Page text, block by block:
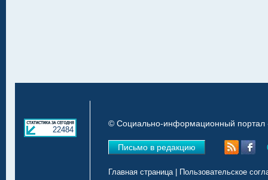
22484
© Социально-информационный портал
Письмо в редакцию
Главная страница| Пользовательское